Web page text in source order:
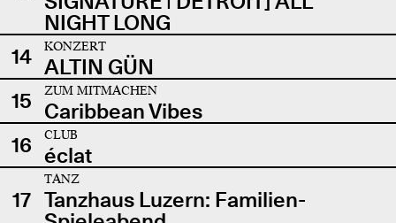
NIGHT LONG
14
KONZERT
ALTIN GÜN
15
ZUM MITMACHEN
Caribbean Vibes
16
CLUB
éclat
17
TANZ
Tanzhaus Luzern: Familien-